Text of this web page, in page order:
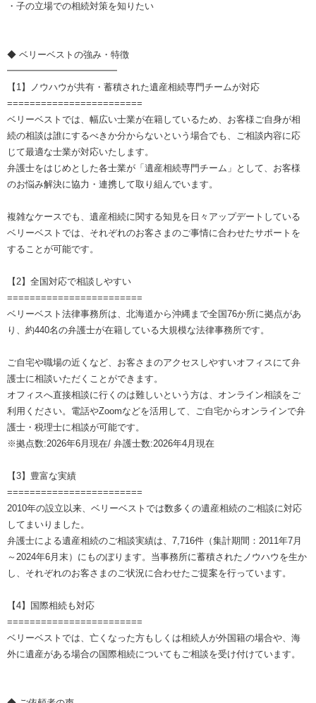
・子の立場での相続対策を知りたい
◆ ベリーベストの強み・特徴
━━━━━━━━━━━━
【1】ノウハウが共有・蓄積された遺産相続専門チームが対応
========================
ベリーベストでは、幅広い士業が在籍しているため、お客様ご自身が相
続の相談は誰にするべきか分からないという場合でも、ご相談内容に応
じて最適な士業が対応いたします。
弁護士をはじめとした各士業が「遺産相続専門チーム」として、お客様
のお悩み解決に協力・連携して取り組んでいます。
複雑なケースでも、遺産相続に関する知見を日々アップデートしている
ベリーベストでは、それぞれのお客さまのご事情に合わせたサポートを
することが可能です。
【2】全国対応で相談しやすい
========================
ベリーベスト法律事務所は、北海道から沖縄まで全国76か所に拠点があ
り、約440名の弁護士が在籍している大規模な法律事務所です。
ご自宅や職場の近くなど、お客さまのアクセスしやすいオフィスにて弁
護士に相談いただくことができます。
オフィスへ直接相談に行くのは難しいという方は、オンライン相談をご
利用ください。電話やZoomなどを活用して、ご自宅からオンラインで弁
護士・税理士に相談が可能です。
※拠点数:2026年6月現在/ 弁護士数:2026年4月現在
【3】豊富な実績
========================
2010年の設立以来、ベリーベストでは数多くの遺産相続のご相談に対応
してまいりました。
弁護士による遺産相続のご相談実績は、7,716件（集計期間：2011年7月
～2024年6月末）にものぼります。当事務所に蓄積されたノウハウを生か
し、それぞれのお客さまのご状況に合わせたご提案を行っています。
【4】国際相続も対応
========================
ベリーベストでは、亡くなった方もしくは相続人が外国籍の場合や、海
外に遺産がある場合の国際相続についてもご相談を受け付けています。